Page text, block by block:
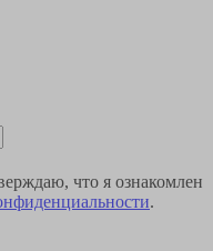
что я ознакомлен
.